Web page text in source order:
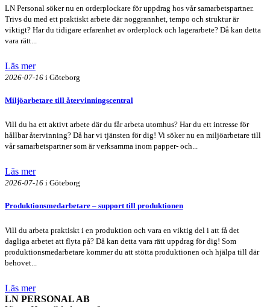
LN Personal söker nu en orderplockare för uppdrag hos vår samarbetspartner.
Trivs du med ett praktiskt arbete där noggrannhet, tempo och struktur är
viktigt? Har du tidigare erfarenhet av orderplock och lagerarbete? Då kan detta
vara rätt...
Läs mer
2026-07-16 i Göteborg
Miljöarbetare till återvinningscentral
Vill du ha ett aktivt arbete där du får arbeta utomhus? Har du ett intresse för
hållbar återvinning? Då har vi tjänsten för dig! Vi söker nu en miljöarbetare till
vår samarbetspartner som är verksamma inom papper- och...
Läs mer
2026-07-16 i Göteborg
Produktionsmedarbetare – support till produktionen
Vill du arbeta praktiskt i en produktion och vara en viktig del i att få det
dagliga arbetet att flyta på? Då kan detta vara rätt uppdrag för dig! Som
produktionsmedarbetare kommer du att stötta produktionen och hjälpa till där
behovet...
Läs mer
LN PERSONAL AB